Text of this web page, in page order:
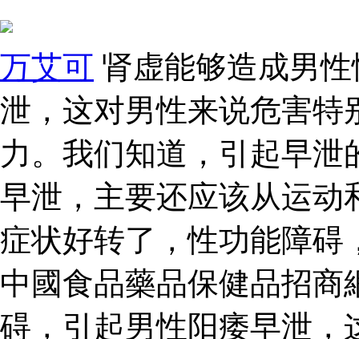
万艾可 肾虚能够造成男
泄，这对男性来说危害特
力。我们知道，引起早
早泄，主要还应该从运动
症状好转了，性功能障碍
中國食品藥品保健品招
碍，引起男性阳痿早泄，